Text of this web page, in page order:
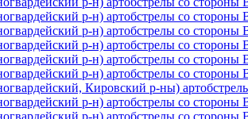
р-н) артобстрелы со
р-н) артобстрелы со
р-н) артобстрелы со
р-н) артобстрелы со
р-н) артобстрелы со
Кировский р-ны)
р-н) артобстрелы со
р-н) артобстрелы со